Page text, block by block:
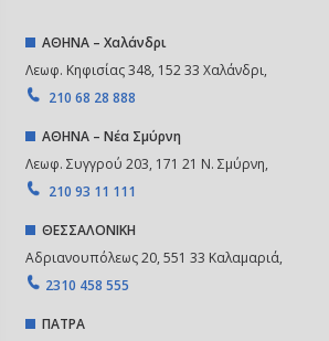
ΑΘΗΝΑ – Χαλάνδρι
Λεωφ. Κηφισίας 348, 152 33 Χαλάνδρι,
210 68 28 888
ΑΘΗΝΑ – Νέα Σμύρνη
Λεωφ. Συγγρού 203, 171 21 Ν. Σμύρνη,
210 93 11 111
ΘΕΣΣΑΛΟΝΙΚΗ
Αδριανουπόλεως 20, 551 33 Καλαμαριά,
2310 458 555
ΠΑΤΡΑ